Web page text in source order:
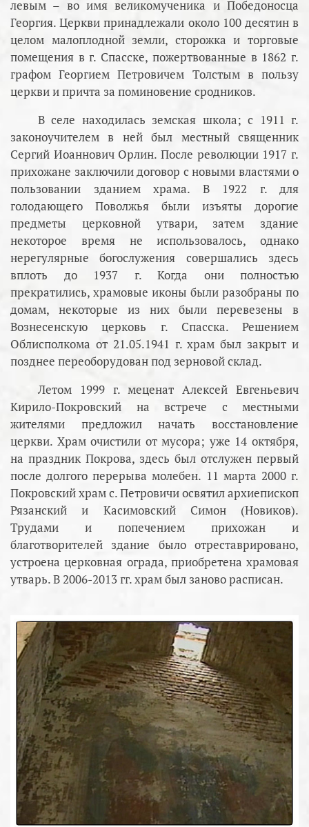
левым – во имя великомученика и Победоносца
Георгия. Церкви принадлежали около 100 десятин в
целом малоплодной земли, сторожка и торговые
помещения в г. Спасске, пожертвованные в 1862 г.
графом Георгием Петровичем Толстым в пользу
церкви и причта за поминовение сродников.
В селе находилась земская школа; с 1911 г.
законоучителем в ней был местный священник
Сергий Иоаннович Орлин. После революции 1917 г.
прихожане заключили договор с новыми властями о
пользовании зданием храма. В 1922 г. для
голодающего Поволжья были изъяты дорогие
предметы церковной утвари, затем здание
некоторое время не использовалось, однако
нерегулярные богослужения совершались здесь
вплоть до 1937 г. Когда они полностью
прекратились, храмовые иконы были разобраны по
домам, некоторые из них были перевезены в
Вознесенскую церковь г. Спасска. Решением
Облисполкома от 21.05.1941 г. храм был закрыт и
позднее переоборудован под зерновой склад.
Летом 1999 г. меценат Алексей Евгеньевич
Кирило-Покровский на встрече с местными
жителями предложил начать восстановление
церкви. Храм очистили от мусора; уже 14 октября,
на праздник Покрова, здесь был отслужен первый
после долгого перерыва молебен. 11 марта 2000 г.
Покровский храм с. Петровичи освятил архиепископ
Рязанский и Касимовский Симон (Новиков).
Трудами и попечением прихожан и
благотворителей здание было отреставрировано,
устроена церковная ограда, приобретена храмовая
утварь. В 2006-2013 гг. храм был заново расписан.